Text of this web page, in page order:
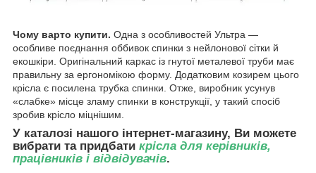
Чому варто купити. Одна з особливостей Ультра —
особливе поєднання оббивок спинки з нейлонової сітки й
екошкіри. Оригінальний каркас із гнутої металевої труби має
правильну за ергономікою форму. Додатковим козирем цього
крісла є посилена трубка спинки. Отже, виробник усунув
«слабке» місце зламу спинки в конструкції, у такий спосіб
зробив крісло міцнішим.
У каталозі нашого інтернет-магазину, Ви можете
вибрати та придбати крісла для керівників,
працівників і відвідувачів.